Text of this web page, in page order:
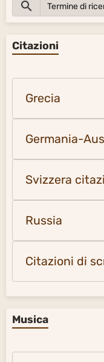
Citazioni
Grecia
Germania-
Svizzera
Russia
Citazioni di
Musica